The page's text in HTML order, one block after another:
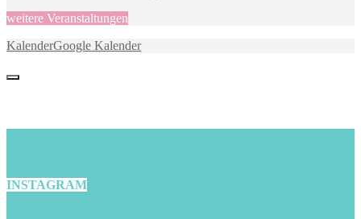
weitere Veranstaltungen
KalenderGoogle Kalender
INSTAGRAM